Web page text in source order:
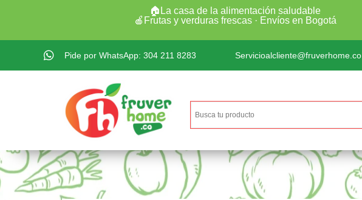
🏠La casa de la alimentación saludable
🍎Frutas y verduras frescas · Envíos en Bogotá
Pide por WhatsApp: 304 211 8283 Servicioalcliente@fruverhome.co